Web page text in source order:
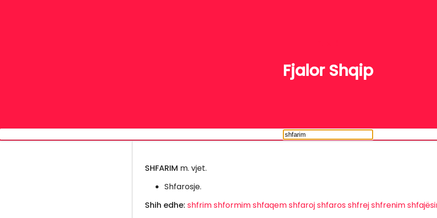
Fjalor Shqip
SHFARIM m. vjet.
Shfarosje.
Shih edhe: shfrimshformimshfaqemshfarojshfarosshfrejshfrenim